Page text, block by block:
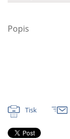
Popis
Tisk